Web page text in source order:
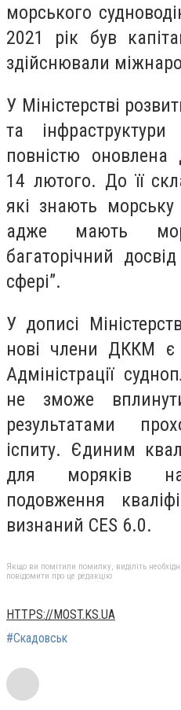
морського
2021 рік був
здійснювали
У Міністерстві
та
повністю
14 лютого. До її
які знають
адже мають
багаторічний
сфері”.
У дописі
нові члени ДККМ є
Адміністрації
не зможе
результатами
іспиту. Єдиним
для моряків на
подовження
визнаний CES 6.0.
Якщо ви помітили помилку, виділіть
повідомити про це редакцію
HTTPS://MOST.KS.UA
#Скадовськ